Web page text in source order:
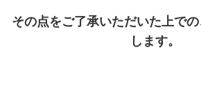
その点をご了承いただいた上で
します。